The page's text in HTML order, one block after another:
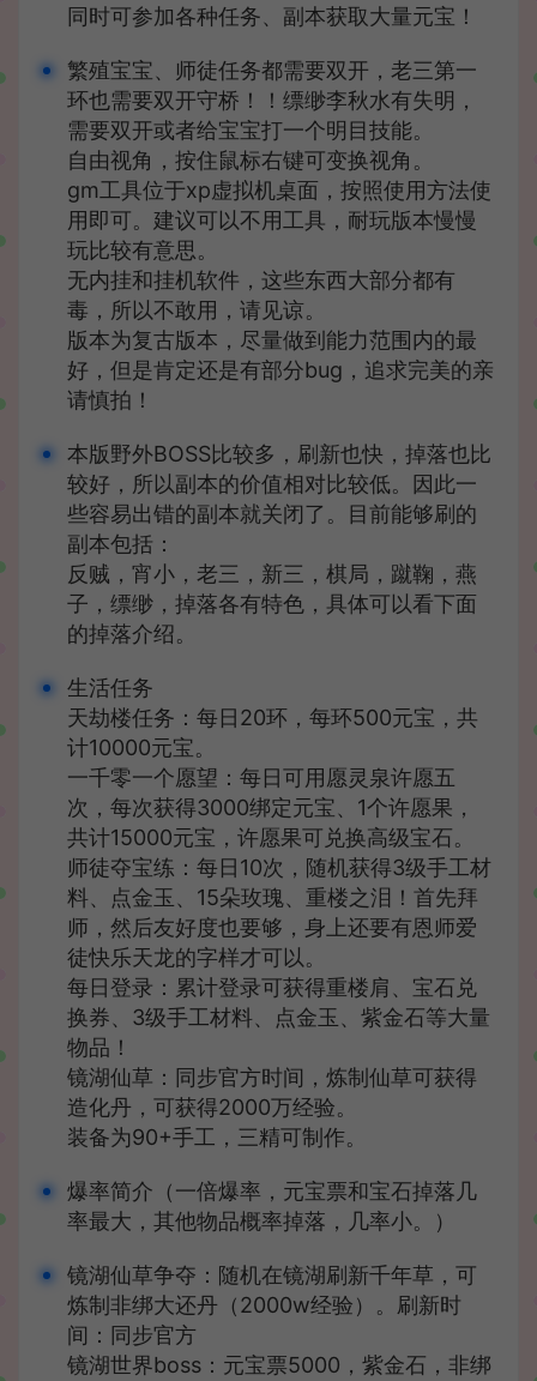
同时可参加各种任务、副本获取大量元宝！
繁殖宝宝、师徒任务都需要双开，老三第一
环也需要双开守桥！！缥缈李秋水有失明，
需要双开或者给宝宝打一个明目技能。
自由视角，按住鼠标右键可变换视角。
gm工具位于xp虚拟机桌面，按照使用方法使
用即可。建议可以不用工具，耐玩版本慢慢
玩比较有意思。
无内挂和挂机软件，这些东西大部分都有
毒，所以不敢用，请见谅。
版本为复古版本，尽量做到能力范围内的最
好，但是肯定还是有部分bug，追求完美的亲
请慎拍！
本版野外BOSS比较多，刷新也快，掉落也比
较好，所以副本的价值相对比较低。因此一
些容易出错的副本就关闭了。目前能够刷的
副本包括：
反贼，宵小，老三，新三，棋局，蹴鞠，燕
子，缥缈，掉落各有特色，具体可以看下面
的掉落介绍。
生活任务
天劫楼任务：每日20环，每环500元宝，共
计10000元宝。
一千零一个愿望：每日可用愿灵泉许愿五
次，每次获得3000绑定元宝、1个许愿果，
共计15000元宝，许愿果可兑换高级宝石。
师徒夺宝练：每日10次，随机获得3级手工材
料、点金玉、15朵玫瑰、重楼之泪！首先拜
师，然后友好度也要够，身上还要有恩师爱
徒快乐天龙的字样才可以。
每日登录：累计登录可获得重楼肩、宝石兑
换券、3级手工材料、点金玉、紫金石等大量
物品！
镜湖仙草：同步官方时间，炼制仙草可获得
造化丹，可获得2000万经验。
装备为90+手工，三精可制作。
爆率简介（一倍爆率，元宝票和宝石掉落几
率最大，其他物品概率掉落，几率小。）
镜湖仙草争夺：随机在镜湖刷新千年草，可
炼制非绑大还丹（2000w经验）。刷新时
间：同步官方
镜湖世界boss：元宝票5000，紫金石，非绑